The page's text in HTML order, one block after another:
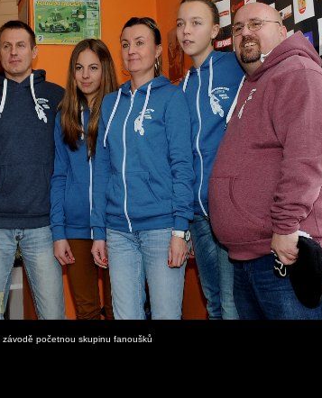
početnou skupinu fanoušků